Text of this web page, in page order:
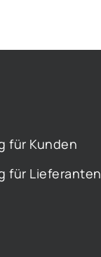
für Kunden
für Lieferanten